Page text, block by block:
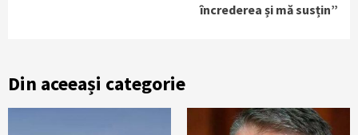
încrederea și mă susțin”
Din aceeași categorie